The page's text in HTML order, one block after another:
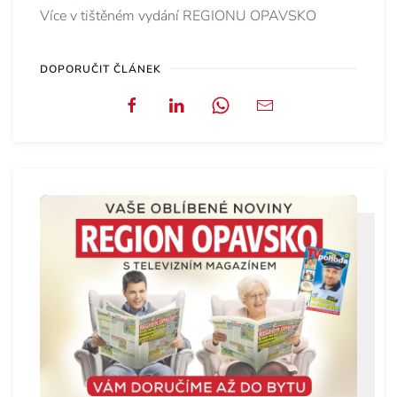
Více v tištěném vydání REGIONU OPAVSKO
DOPORUČIT ČLÁNEK